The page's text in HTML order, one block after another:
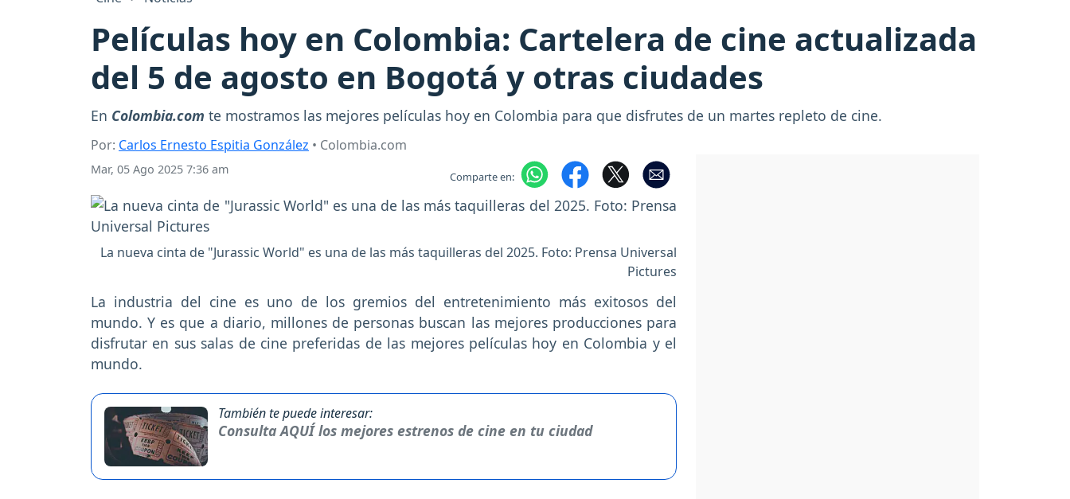
Películas hoy en Colombia: Cartelera de cine actualizada
del 5 de agosto en Bogotá y otras ciudades
En Colombia.com te mostramos las mejores películas hoy en Colombia para que disfrutes de un martes repleto de cine.
Por: Carlos Ernesto Espitia González • Colombia.com
Mar, 05 Ago 2025 7:36 am Comparte en:
La nueva cinta de "Jurassic World" es una de las más taquilleras del 2025. Foto: Prensa Universal
Pictures
La industria del cine es uno de los gremios del entretenimiento más exitosos del
mundo. Y es que a diario, millones de personas buscan las mejores producciones para
disfrutar en sus salas de cine preferidas de las mejores películas hoy en Colombia y el
mundo.
También te puede interesar:
Consulta AQUÍ los mejores estrenos de cine en tu ciudad